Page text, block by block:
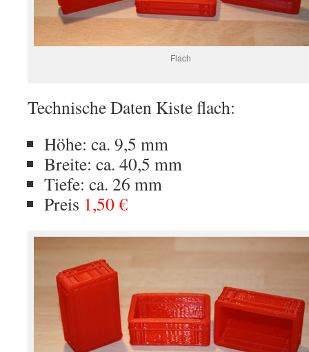
Flach
Technische Daten Kiste flach:
Höhe: ca. 9,5 mm
Breite: ca. 40,5 mm
Tiefe: ca. 26 mm
Preis 1,50 €